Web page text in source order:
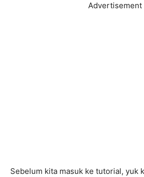
Advertisement
Sebelum kita masuk ke tutorial, yuk